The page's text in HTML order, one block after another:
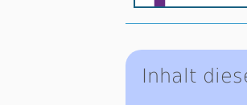
Inhalt